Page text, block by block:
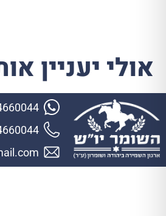
אולי יעניין